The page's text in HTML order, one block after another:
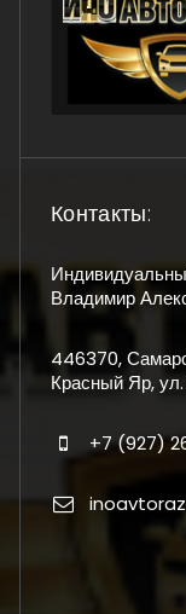
Контакты:
Владимир
446370,
Красный Яр,
+7 (927)